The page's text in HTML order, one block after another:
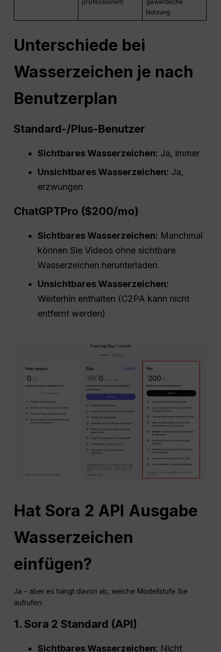
professionell)
gewerbliche
Nutzung
Unterschiede bei
Wasserzeichen je nach
Benutzerplan
Standard-/Plus-Benutzer
Sichtbares Wasserzeichen: Ja, immer
Unsichtbares Wasserzeichen: Ja,
erzwungen
ChatGPTPro ($200/mo)
Sichtbares Wasserzeichen: Manchmal
können Sie Videos ohne sichtbare
Wasserzeichen herunterladen.
Unsichtbares Wasserzeichen:
Weiterhin enthalten (C2PA kann nicht
entfernt werden)
Hat Sora 2 API Ausgabe
Wasserzeichen
einfügen?
Ja – aber es hängt davon ab, welche Modellstufe Sie
aufrufen:
1. Sora 2 Standard (API)
Sichtbares Wasserzeichen: Nicht